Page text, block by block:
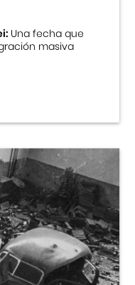
Una fecha que
masiva